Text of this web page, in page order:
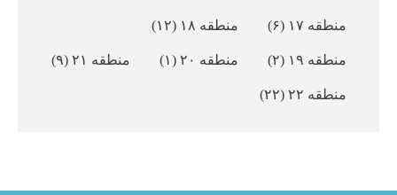
منطقه ۱۷ (۶) منطقه ۱۸ (۱۲)
منطقه ۱۹ (۲) منطقه ۲۰ (۱) منطقه ۲۱ (۹)
منطقه ۲۲ (۲۲)